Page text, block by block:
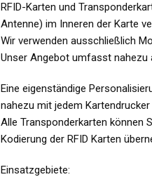
RFID-Karten und
Antenne) im Inneren der Karte
Wir verwenden ausschließlich
Unser Angebot umfasst nahezu
Eine eigenständige
nahezu mit jedem Kartendrucker
Alle Transponderkarten können
Kodierung der RFID Karten
Einsatzgebiete: